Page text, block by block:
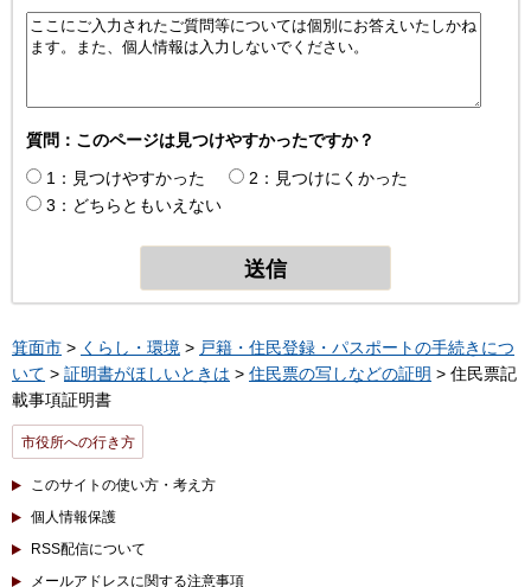
質問：このページは見つけやすかったですか？
1：見つけやすかった
2：見つけにくかった
3：どちらともいえない
箕面市 > くらし・環境 > 戸籍・住民登録・パスポートの手続きにつ
いて > 証明書がほしいときは > 住民票の写しなどの証明 > 住民票記
載事項証明書
市役所への行き方
このサイトの使い方・考え方
個人情報保護
RSS配信について
メールアドレスに関する注意事項